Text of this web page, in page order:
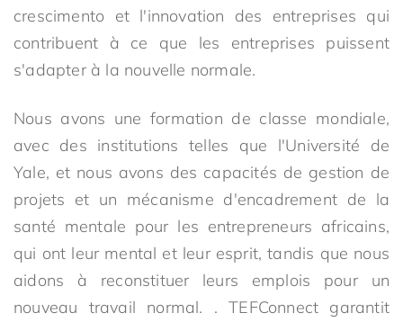
crescimento et l'innovation des entreprises qui
contribuent à ce que les entreprises puissent
s'adapter à la nouvelle normale.
Nous avons une formation de classe mondiale,
avec des institutions telles que l'Université de
Yale, et nous avons des capacités de gestion de
projets et un mécanisme d'encadrement de la
santé mentale pour les entrepreneurs africains,
qui ont leur mental et leur esprit, tandis que nous
aidons à reconstituer leurs emplois pour un
nouveau travail normal. . TEFConnect garantit